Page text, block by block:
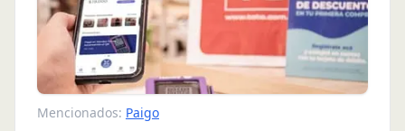
Mencionados: Paigo